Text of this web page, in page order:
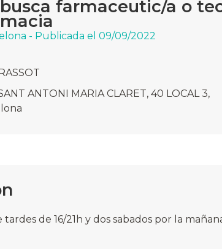
farmaceutic/a o
- Publicada el 09/09/2022
ANTONI MARIA CLARET, 40 LOCAL 3,
de 16/21h y dos sabados por la